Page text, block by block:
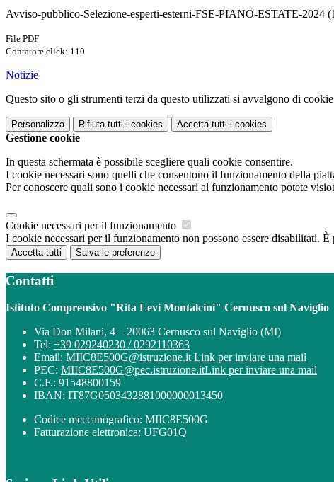
Avviso-pubblico-Selezione-esperti-esterni-FSE-PIANO-ESTATE-2024
File PDF
Contatore click: 110
Notizie
Questo sito o gli strumenti terzi da questo utilizzati si avvalgono di
Personalizza Rifiuta tutti i cookies Accetta tutti i cookies
Gestione cookie
In questa schermata è possibile scegliere quali cookie consentire.
I cookie necessari sono quelli che consentono il funzionamento della
Per conoscere quali sono i cookie necessari al funzionamento potete
Cookie necessari per il funzionamento
I cookie necessari per il funzionamento non possono essere disabilitati.
Accetta tutti Salva le preferenze
Contatti
Istituto Comprensivo "Rita Levi Montalcini" Cernusco sul Naviglio
Via Don Milani, 4 – 20063 Cernusco sul Naviglio (MI)
Tel: +39 029240230 / 0292110363
Email: MIIC8E500G@istruzione.it Link per inviare una mail
PEC: MIIC8E500G@pec.istruzione.itLink per inviare una mail
C.F.: 91548800159
IBAN: IT87G0503432881000000013450
Codice meccanografico: MIIC8E500G
Fatturazione elettronica: UFG01Q